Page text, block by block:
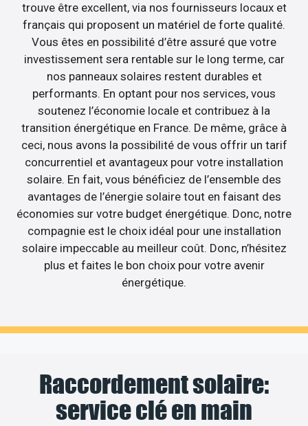
trouve être excellent, via nos fournisseurs locaux et
français qui proposent un matériel de forte qualité.
Vous êtes en possibilité d’être assuré que votre
investissement sera rentable sur le long terme, car
nos panneaux solaires restent durables et
performants. En optant pour nos services, vous
soutenez l’économie locale et contribuez à la
transition énergétique en France. De même, grâce à
ceci, nous avons la possibilité de vous offrir un tarif
concurrentiel et avantageux pour votre installation
solaire. En fait, vous bénéficiez de l’ensemble des
avantages de l’énergie solaire tout en faisant des
économies sur votre budget énergétique. Donc, notre
compagnie est le choix idéal pour une installation
solaire impeccable au meilleur coût. Donc, n’hésitez
plus et faites le bon choix pour votre avenir
énergétique.
Raccordement solaire:
service clé en main